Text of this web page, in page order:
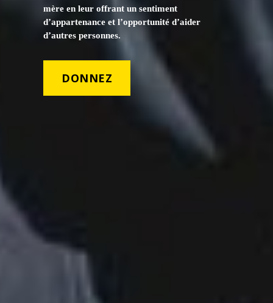
mère en leur offrant un sentiment
d’appartenance et l’opportunité d’aider
d’autres personnes.
DONNEZ